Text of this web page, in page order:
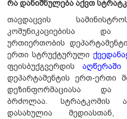
რა დანიშნულება აქვთ
თავდაცვის
კომუნიკაციებისა და
ურთიერთობის დეპარტამენტი
ერთი სტრუქტურული
ფეისბუქგვერდისაღწერაში
დეპარტამენტის ერთ-ერთი
დეზინფორმაციასა და
ბრძოლაა. სტრატკომის
დასახულია